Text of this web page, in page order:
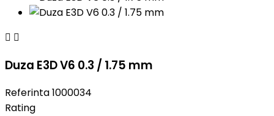
 
Duza E3D V6 0.3 / 1.75 mm
Referinta1000034
Rating